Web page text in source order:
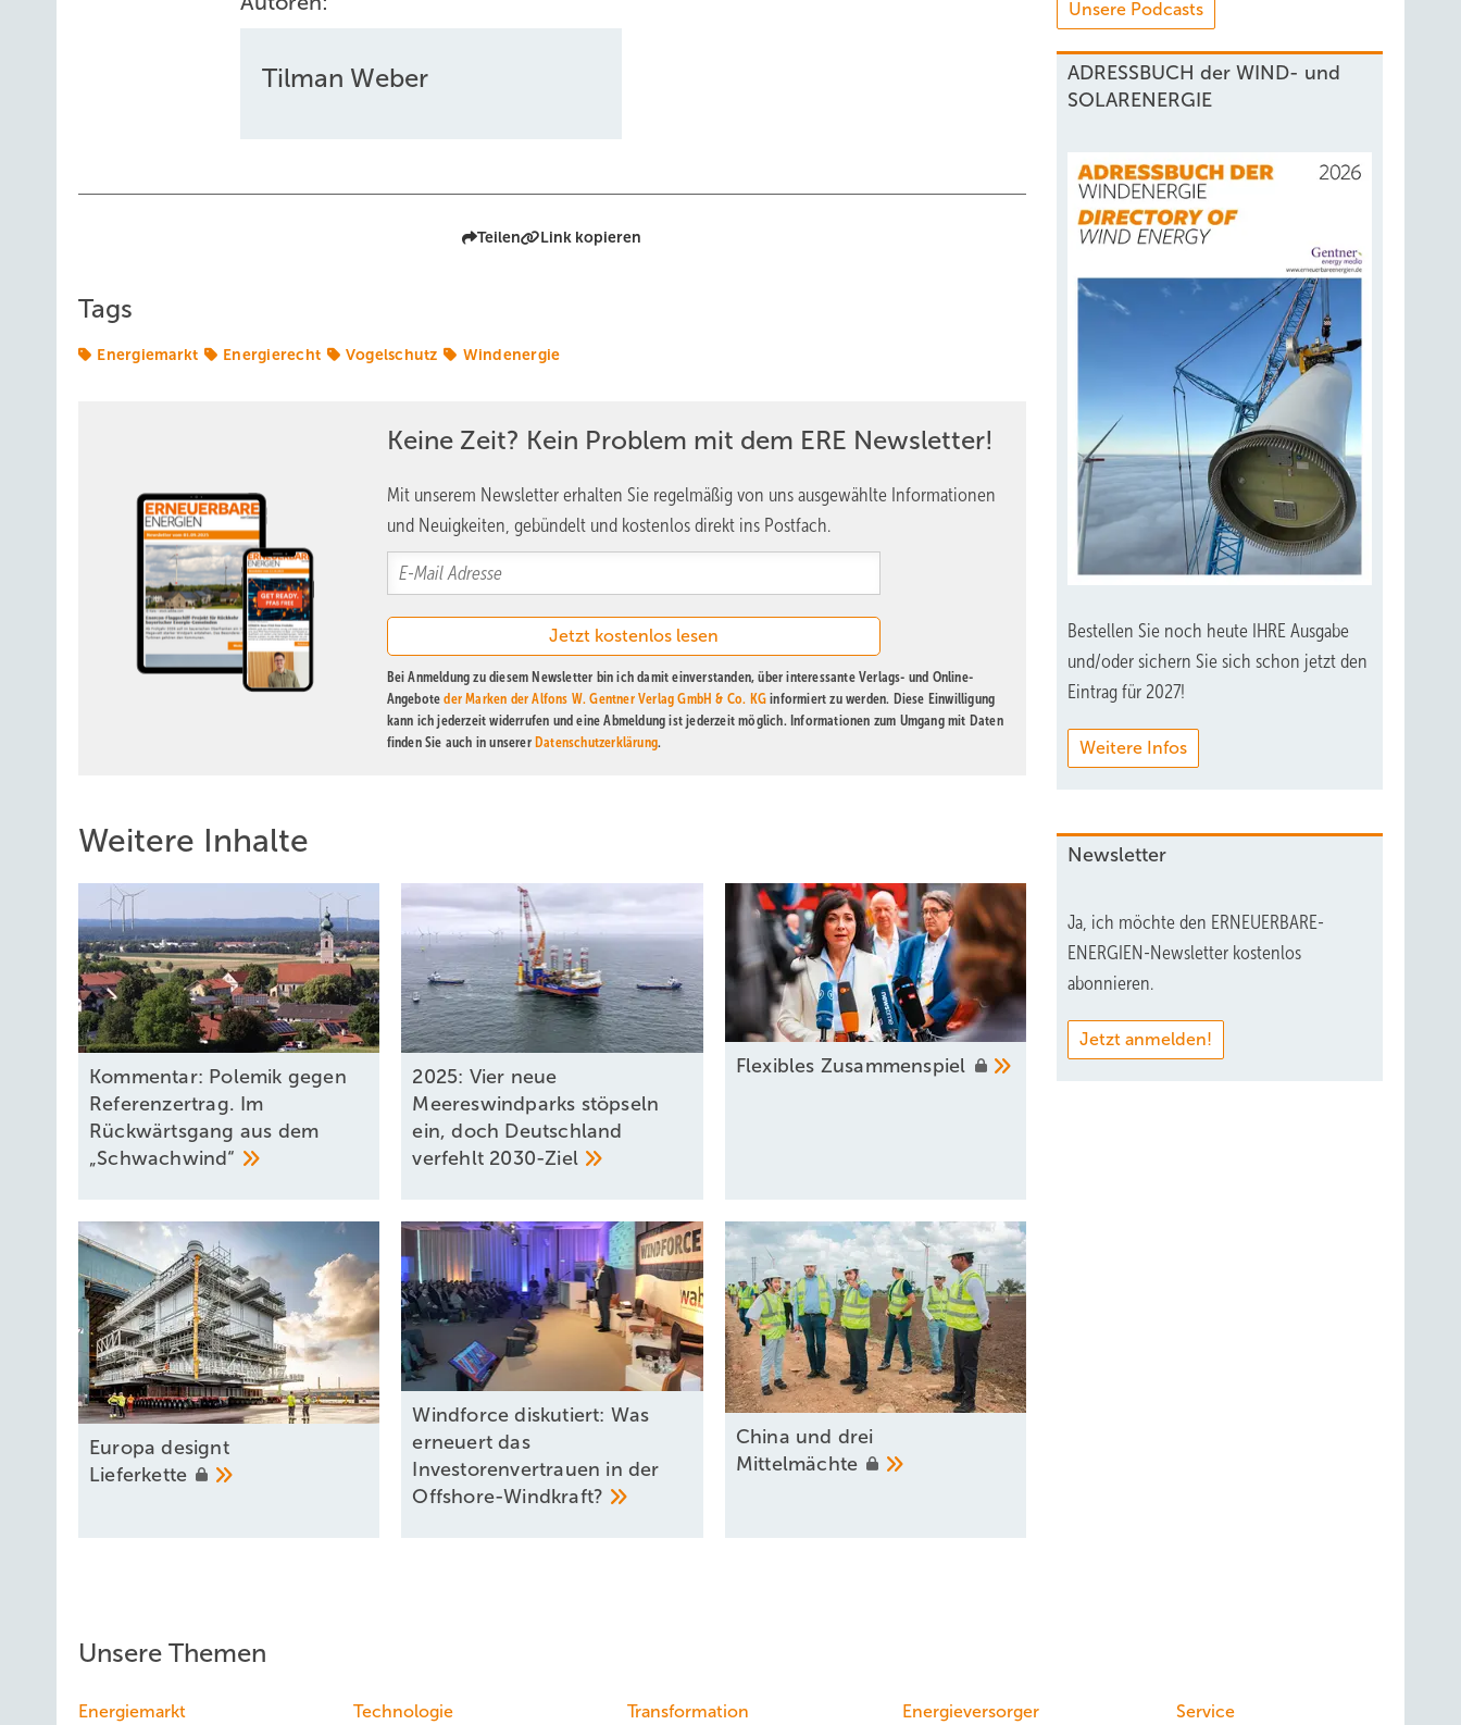
Tilman Weber
Teilen Link kopieren
Tags
Energiemarkt Energierecht Vogelschutz Windenergie
Keine Zeit? Kein Problem mit dem ERE Newsletter!
Mit unserem Newsletter erhalten Sie regelmäßig von uns ausgewählte Informationen
und Neuigkeiten, gebündelt und kostenlos direkt ins Postfach.
Bei Anmeldung zu diesem Newsletter bin ich damit einverstanden, über interessante Verlags- und Online-
Angeboteder Marken der Alfons W. Gentner Verlag GmbH & Co. KG informiert zu werden. Diese Einwilligung
kann ich jederzeit widerrufen und eine Abmeldung ist jederzeit möglich. Informationen zum Umgang mit Daten
finden Sie auch in unserer Datenschutzerklärung.
Weitere Inhalte
Kommentar: Polemik gegen
Referenzertrag. Im
Rückwärtsgang aus dem
„Schwachwind“
2025: Vier neue
Meereswindparks stöpseln
ein, doch Deutschland
verfehlt 2030-Ziel
Flexibles Zusammenspiel
Europa designt
Lieferkette
Windforce diskutiert: Was
erneuert das
Investorenvertrauen in der
Offshore-Windkraft?
China und drei
Mittelmächte
Unsere Podcasts
ADRESSBUCH der WIND- und
SOLARENERGIE
Bestellen Sie noch heute IHRE Ausgabe
und/oder sichern Sie sich schon jetzt den
Eintrag für 2027!
Weitere Infos
Newsletter
Ja, ich möchte den ERNEUERBARE-
ENERGIEN-Newsletter kostenlos
abonnieren.
Jetzt anmelden!
Unsere Themen
Energiemarkt Technologie Transformation Energieversorger Service